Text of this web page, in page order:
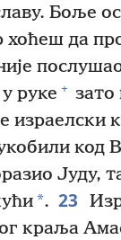
Боље
да
руке +
израелски
код
Јуду,
*. 23
краља